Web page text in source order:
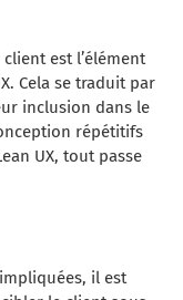
est l’élément
Cela se traduit par
inclusion dans le
répétitifs
UX, tout passe
il est